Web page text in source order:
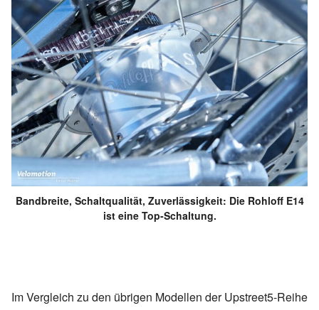
Bandbreite, Schaltqualität, Zuverlässigkeit: Die Rohloff E14
ist eine Top-Schaltung.
Im Vergleich zu den übrigen Modellen der Upstreet5-Reihe